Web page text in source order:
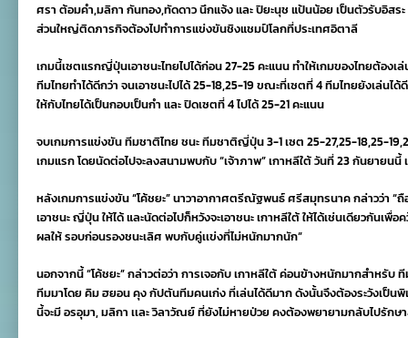
ศรา ต้อมคำ,มลิกา กันทอง,ทัดดาว นึกแจ้ง และ ปิยะนุช แป้นน้อย เป็นตัวรับอิสร
ส่วนใหญ่ติดภารกิจต้องไปทำการแข่งขันชิงแชมป์โลกที่ประเทศอิตาลี
เกมนี้เซตแรกญี่ปุ่นเอาชนะไทยไปได้ก่อน 27-25 คะแนน ทำให้เกมของไทยต้อง
ทีมไทยทำได้ดีกว่า จนเอาชนะไปได้ 25-18,25-19 ขณะที่เซตที่ 4 ทีมไทยยังเล่นไ
ให้กับไทยได้เป็นกอบเป็นกำ และ ปิดเซตที่ 4 ไปได้ 25-21 คะแนน
จบเกมการแข่งขัน ทีมชาติไทย ชนะ ทีมชาติญี่ปุ่น 3-1 เซต 25-27,25-18,25-
เกมแรก โดยนัดต่อไปจะลงสนามพบกับ “เจ้าภาพ” เกาหลีใต้ วันที่ 23 กันยายนนี้ เ
หลังเกมการแข่งขัน “โค้ชยะ” นาวาอากาศตรีณัฐพนธ์ ศรีสมุทรนาค กล่าวว่า “ถื
เอาชนะ ญี่ปุ่น ให้ได้ และนัดต่อไปก็หวังจะเอาชนะ เกาหลีใต้ ให้ได้เช่นเดียวกันเพื่อ
ผลให้ รอบก่อนรองชนะเลิศ พบกับคู่เเข่งที่ไม่หนักมากนัก”
นอกจากนี้ “โค้ชยะ” กล่าวต่อว่า การเจอกับ เกาหลีใต้ ค่อนข้างหนักมากสำหรับ ที
ทีมมาโดย คิม ฮยอน คุง กัปตันทีมคนเก่ง ที่เล่นได้ดีมาก ดังนั้นจึงต้องระวังเป็นพิ
นี้จะมี อรอุมา, มลิกา เเละ วิลาวัณย์ ที่ยังไม่หายป่วย คงต้องพยายามกลับไปรักษ